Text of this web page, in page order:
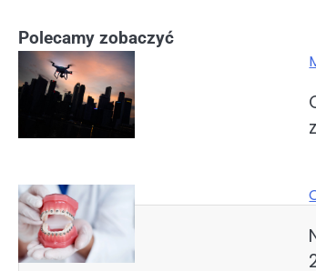
Polecamy zobaczyć
Nawigacja
wpisu